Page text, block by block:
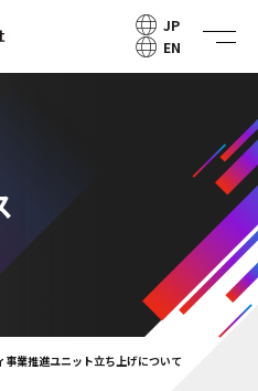
JP
EN
事業推進ユニット立ち上げについて